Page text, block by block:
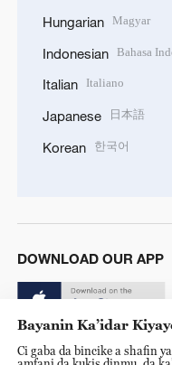
Hungarian Magyar
Indonesian Bahasa
Italian Italiano
Japanese 日本語
Korean 한국어
DOWNLOAD OUR APP
Bayanin Ka’idar
Ci gaba da bincike a shafin